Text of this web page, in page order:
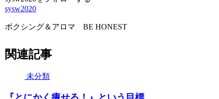
sysw2020
ボクシング＆アロマ BE HONEST
関連記事
未分類